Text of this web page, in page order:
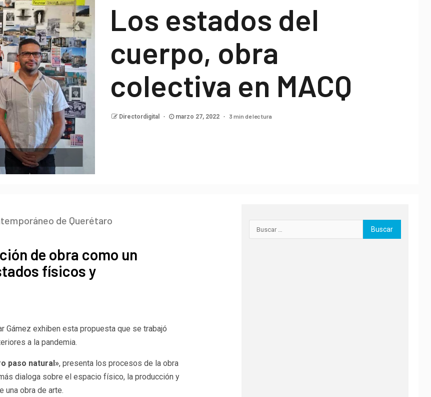
Los estados del
cuerpo, obra
colectiva en MACQ
Directordigital marzo 27, 2022 3 min de lectura
de Querétaro
de obra como un
físicos y
Gámez exhiben esta propuesta que se trabajó
a la pandemia.
paso natural», presenta los procesos de la obra
dialoga sobre el espacio físico, la producción y
una obra de arte.